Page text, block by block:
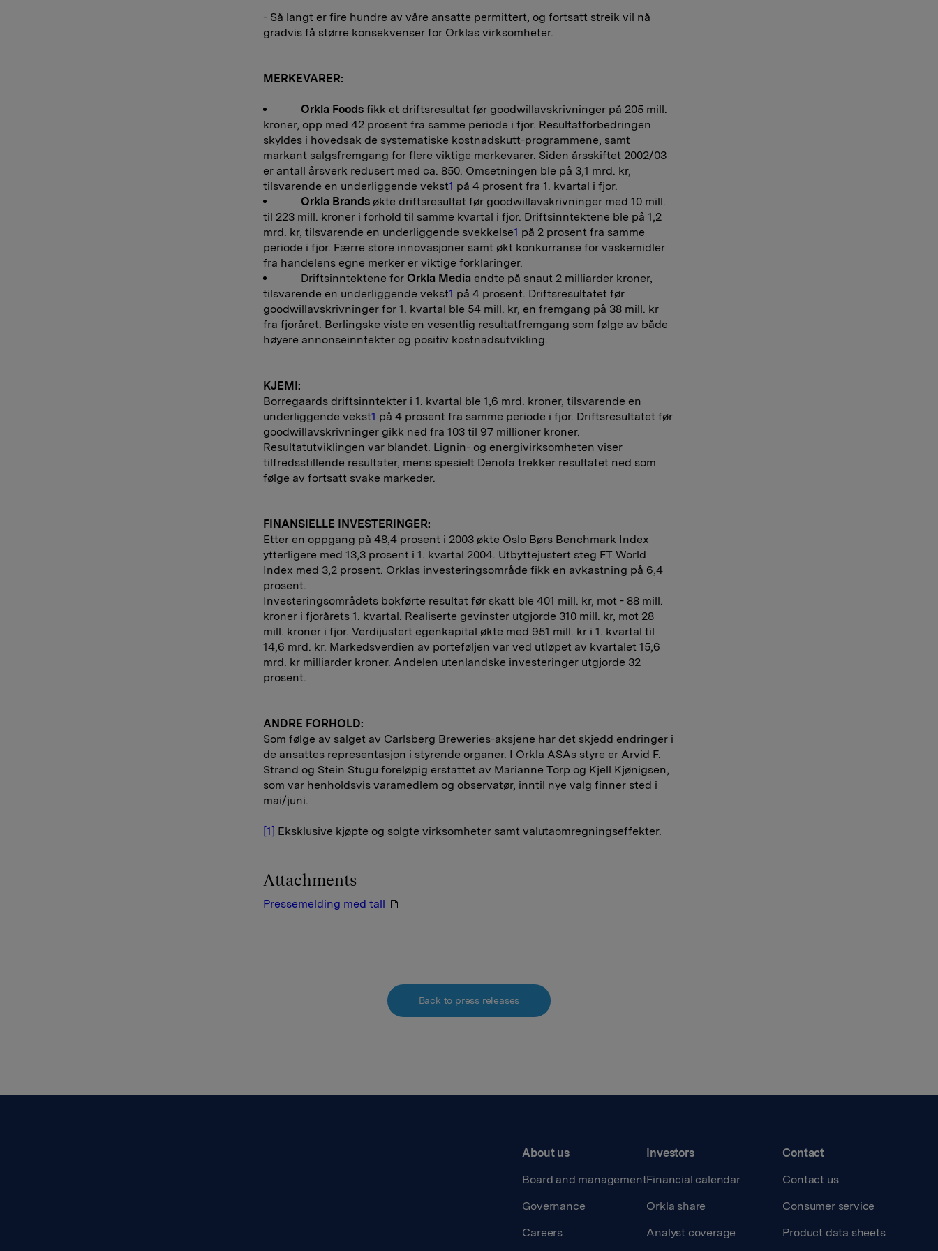
- Så langt er fire hundre av våre ansatte permittert, og fortsatt streik vil nå
gradvis få større konsekvenser for Orklas virksomheter.
MERKEVARER:
Orkla Foods fikk et driftsresultat før goodwillavskrivninger på 205 mill.
kroner, opp med 42 prosent fra samme periode i fjor. Resultatforbedringen
skyldes i hovedsak de systematiske kostnadskutt-programmene, samt
markant salgsfremgang for flere viktige merkevarer. Siden årsskiftet 2002/03
er antall årsverk redusert med ca. 850. Omsetningen ble på 3,1 mrd. kr,
tilsvarende en underliggende vekst1 på 4 prosent fra 1. kvartal i fjor.
Orkla Brandsøkte driftsresultat før goodwillavskrivninger med 10 mill.
til 223 mill. kroner i forhold til samme kvartal i fjor. Driftsinntektene ble på 1,2
mrd. kr, tilsvarende en underliggende svekkelse1 på 2 prosent fra samme
periode i fjor. Færre store innovasjoner samt økt konkurranse for vaskemidler
fra handelens egne merker er viktige forklaringer.
Driftsinntektene for Orkla Media endte på snaut 2 milliarder kroner,
tilsvarende en underliggende vekst1 på 4 prosent. Driftsresultatet før
goodwillavskrivninger for 1. kvartal ble 54 mill. kr, en fremgang på 38 mill. kr
fra fjoråret. Berlingske viste en vesentlig resultatfremgang som følge av både
høyere annonseinntekter og positiv kostnadsutvikling.
KJEMI:
Borregaards driftsinntekter i 1. kvartal ble 1,6 mrd. kroner, tilsvarende en
underliggende vekst1 på 4 prosent fra samme periode i fjor. Driftsresultatet før
goodwillavskrivninger gikk ned fra 103 til 97 millioner kroner.
Resultatutviklingen var blandet. Lignin- og energivirksomheten viser
tilfredsstillende resultater, mens spesielt Denofa trekker resultatet ned som
følge av fortsatt svake markeder.
FINANSIELLE INVESTERINGER:
Etter en oppgang på 48,4 prosent i 2003 økte Oslo Børs Benchmark Index
ytterligere med 13,3 prosent i 1. kvartal 2004. Utbyttejustert steg FT World
Index med 3,2 prosent. Orklas investeringsområde fikk en avkastning på 6,4
prosent.
Investeringsområdets bokførte resultat før skatt ble 401 mill. kr, mot - 88 mill.
kroner i fjorårets 1. kvartal. Realiserte gevinster utgjorde 310 mill. kr, mot 28
mill. kroner i fjor. Verdijustert egenkapital økte med 951 mill. kr i 1. kvartal til
14,6 mrd. kr. Markedsverdien av porteføljen var ved utløpet av kvartalet 15,6
mrd. kr milliarder kroner. Andelen utenlandske investeringer utgjorde 32
prosent.
ANDRE FORHOLD:
Som følge av salget av Carlsberg Breweries-aksjene har det skjedd endringer i
de ansattes representasjon i styrende organer. I Orkla ASAs styre er Arvid F.
Strand og Stein Stugu foreløpig erstattet av Marianne Torp og Kjell Kjønigsen,
som var henholdsvis varamedlem og observatør, inntil nye valg finner sted i
mai/juni.
[1] Eksklusive kjøpte og solgte virksomheter samt valutaomregningseffekter.
Attachments
Pressemelding med tall
Back to press releases
About us
Board and management
Governance
Careers
Investors
Financial calendar
Orkla share
Analyst coverage
Contact
Contact us
Consumer service
Product data sheets